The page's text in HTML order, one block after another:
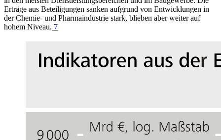
Erträge aus Beteiligungen sanken aufgrund von Entwicklungen in
der Chemie- und Pharmaindustrie stark, blieben aber weiter auf
hohem Niveau. 7